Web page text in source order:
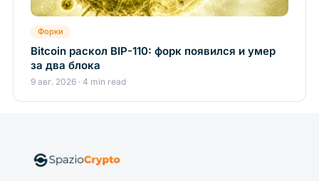
Форки
Bitcoin раскол BIP-110: форк появился и умер
за два блока
9 авг. 2026 · 4 min read